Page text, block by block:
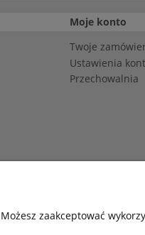
Moje konto
Twoje
Ustawienia
Przechowalnia
zaakceptować